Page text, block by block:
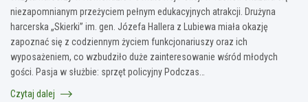
niezapomnianym przeżyciem pełnym edukacyjnych atrakcji. Drużyna
harcerska „Skierki” im. gen. Józefa Hallera z Lubiewa miała okazję
zapoznać się z codziennym życiem funkcjonariuszy oraz ich
wyposażeniem, co wzbudziło duże zainteresowanie wśród młodych
gości. Pasja w służbie: sprzęt policyjny Podczas…
Czytaj dalej